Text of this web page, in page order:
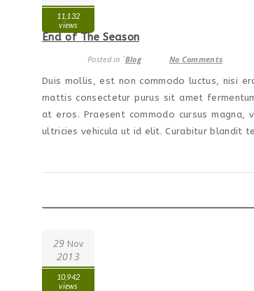
11,132
views
End of The Season
Posted in ´Blog No Comments
Duis mollis, est non commodo luctus, nisi
mattis consectetur purus sit amet
at eros. Praesent commodo cursus magna,
ultricies vehicula ut id elit. Curabitur blandit
29 Nov
2013
10,942
views